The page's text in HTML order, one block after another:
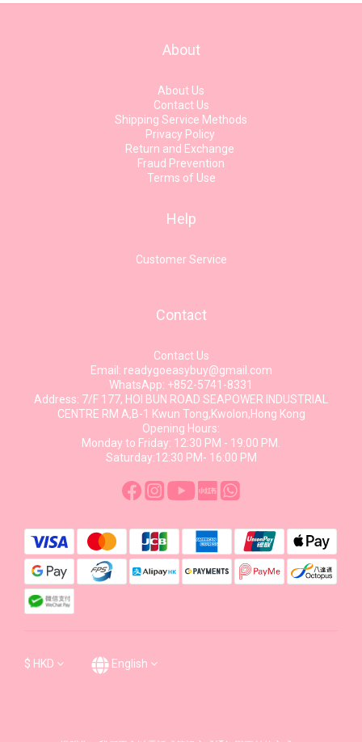
About
About Us
Contact Us
Shipping Service Methods
Privacy Policy
Return and Exchange
Fraud Prevention
Terms of Use
Help
Customer Service
Contact
Contact Us
Email: readygoeasybuy@gmail.com
WhatsApp: +852-5741-8331
Address: 7/F 177, HOI BUN ROAD SEAPOWER INDUSTRIAL
CENTRE RM A,B-1 Kwun Tong,Kwolon,Hong Kong
Opening Hours:
Monday to Friday: 12:30 PM - 19:00 PM.
Saturday:12:30 PM- 16:00 PM
$ HKD English